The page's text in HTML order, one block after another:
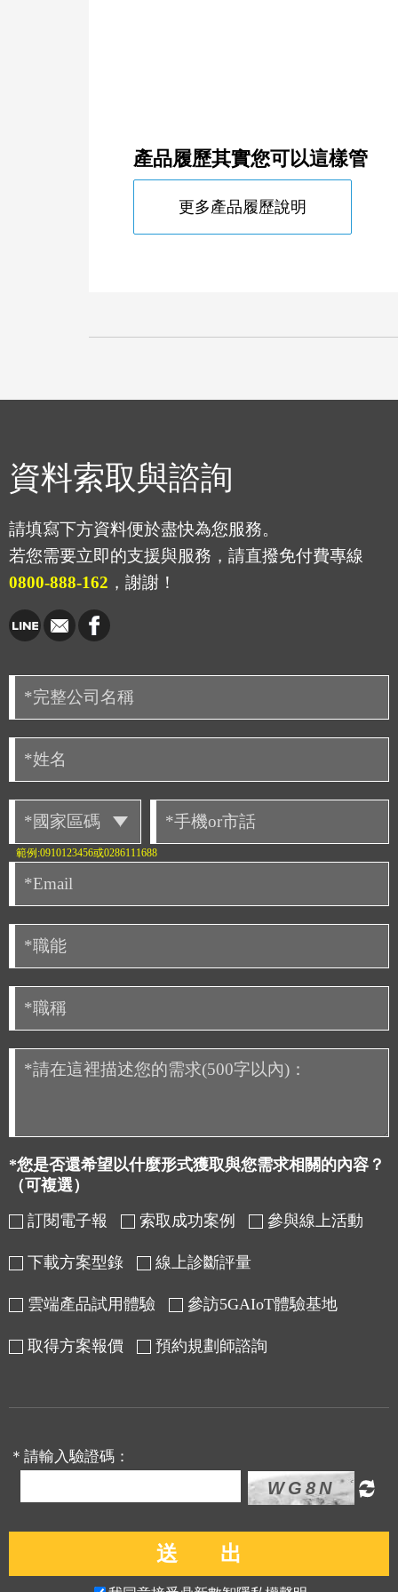
產品履歷其實您可以這樣管
更多產品履歷說明
資料索取與諮詢
請填寫下方資料便於盡快為您服務。
若您需要立即的支援與服務，請直撥免付費專線
0800-888-162 ，謝謝！
範例:0910123456或0286111688
*您是否還希望以什麼形式獲取與您需求相關的內容？
（可複選）
訂閱電子報
索取成功案例 參與線上活動
下載方案型錄 線上診斷評量
雲端產品試用體驗 參訪5GAIoT體驗基地
取得方案報價 預約規劃師諮詢
＊請輸入驗證碼：